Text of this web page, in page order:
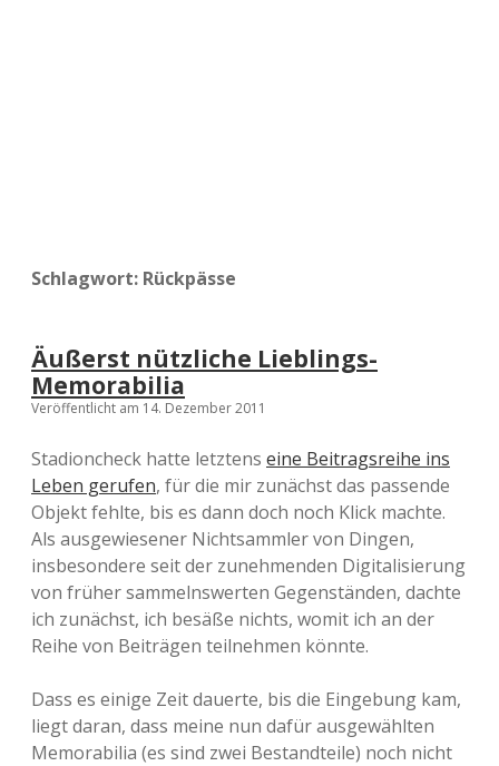
Schlagwort: Rückpässe
Äußerst nützliche Lieblings-
Memorabilia
Veröffentlicht am 14. Dezember 2011
Stadioncheck hatte letztens eine Beitragsreihe ins
Leben gerufen, für die mir zunächst das passende
Objekt fehlte, bis es dann doch noch Klick machte.
Als ausgewiesener Nichtsammler von Dingen,
insbesondere seit der zunehmenden Digitalisierung
von früher sammelnswerten Gegenständen, dachte
ich zunächst, ich besäße nichts, womit ich an der
Reihe von Beiträgen teilnehmen könnte.
Dass es einige Zeit dauerte, bis die Eingebung kam,
liegt daran, dass meine nun dafür ausgewählten
Memorabilia (es sind zwei Bestandteile) noch nicht